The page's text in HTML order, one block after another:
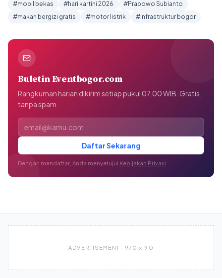
#mobil bekas
#hari kartini 2026
#Prabowo Subianto
#makan bergizi gratis
#motor listrik #infrastruktur bogor
Buletin Eventbogor.com
Rangkuman harian dikirim setiap pukul 07.00 WIB. Gratis,
tanpa spam.
Alamat email
Daftar Sekarang
Dengan mendaftar, Anda menyetujui Kebijakan Privasi
ADVERTISEMENT · 970 × 90